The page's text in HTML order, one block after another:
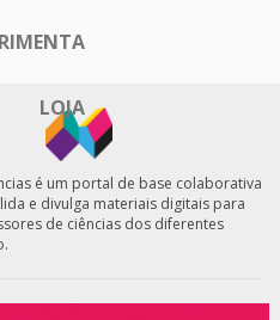
LOJA
é um portal de base colaborativa
e divulga materiais digitais para
de ciências dos diferentes